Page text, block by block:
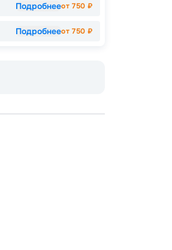
Подробнееот 750 ₽
Подробнееот 750 ₽